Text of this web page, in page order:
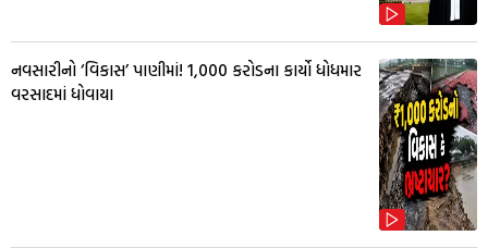
નવસારીનો ‘વિકાસ’ પાણીમાં! ₹1,000 કરોડના કાર્યો ધોધમાર
વરસાદમાં ધોવાયા